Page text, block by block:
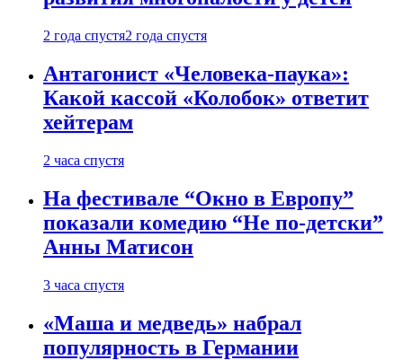
2 года спустя2 года спустя
Антагонист «Человека-паука»:
Какой кассой «Колобок» ответит
хейтерам
2 часа спустя
На фестивале “Окно в Европу”
показали комедию “Не по-детски”
Анны Матисон
3 часа спустя
«Маша и медведь» набрал
популярность в Германии